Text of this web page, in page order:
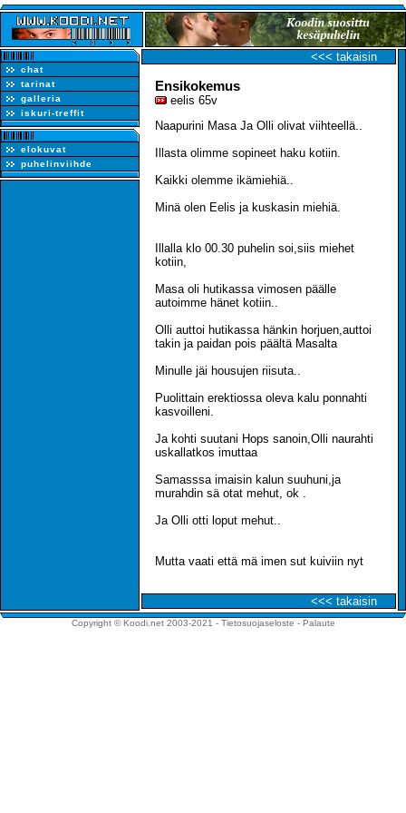
chat
tarinat
galleria
iskuri-treffit
elokuvat
puhelinviihde
<<< takaisin
Ensikokemus
eelis 65v
Naapurini Masa Ja Olli olivat viihteellä..
Illasta olimme sopineet haku kotiin.
Kaikki olemme ikämiehiä..
Minä olen Eelis ja kuskasin miehiä.
Illalla klo 00.30 puhelin soi,siis miehet
kotiin,
Masa oli hutikassa vimosen päälle
autoimme hänet kotiin..
Olli auttoi hutikassa hänkin horjuen,auttoi
takin ja paidan pois päältä Masalta
Minulle jäi housujen riisuta..
Puolittain erektiossa oleva kalu ponnahti
kasvoilleni.
Ja kohti suutani Hops sanoin,Olli naurahti
uskallatkos imuttaa
Samasssa imaisin kalun suuhuni,ja
murahdin sä otat mehut, ok .
Ja Olli otti loput mehut..
Mutta vaati että mä imen sut kuiviin nyt
<<< takaisin
Copyright © Koodi.net 2003-2021 - Tietosuojaseloste - Palaute